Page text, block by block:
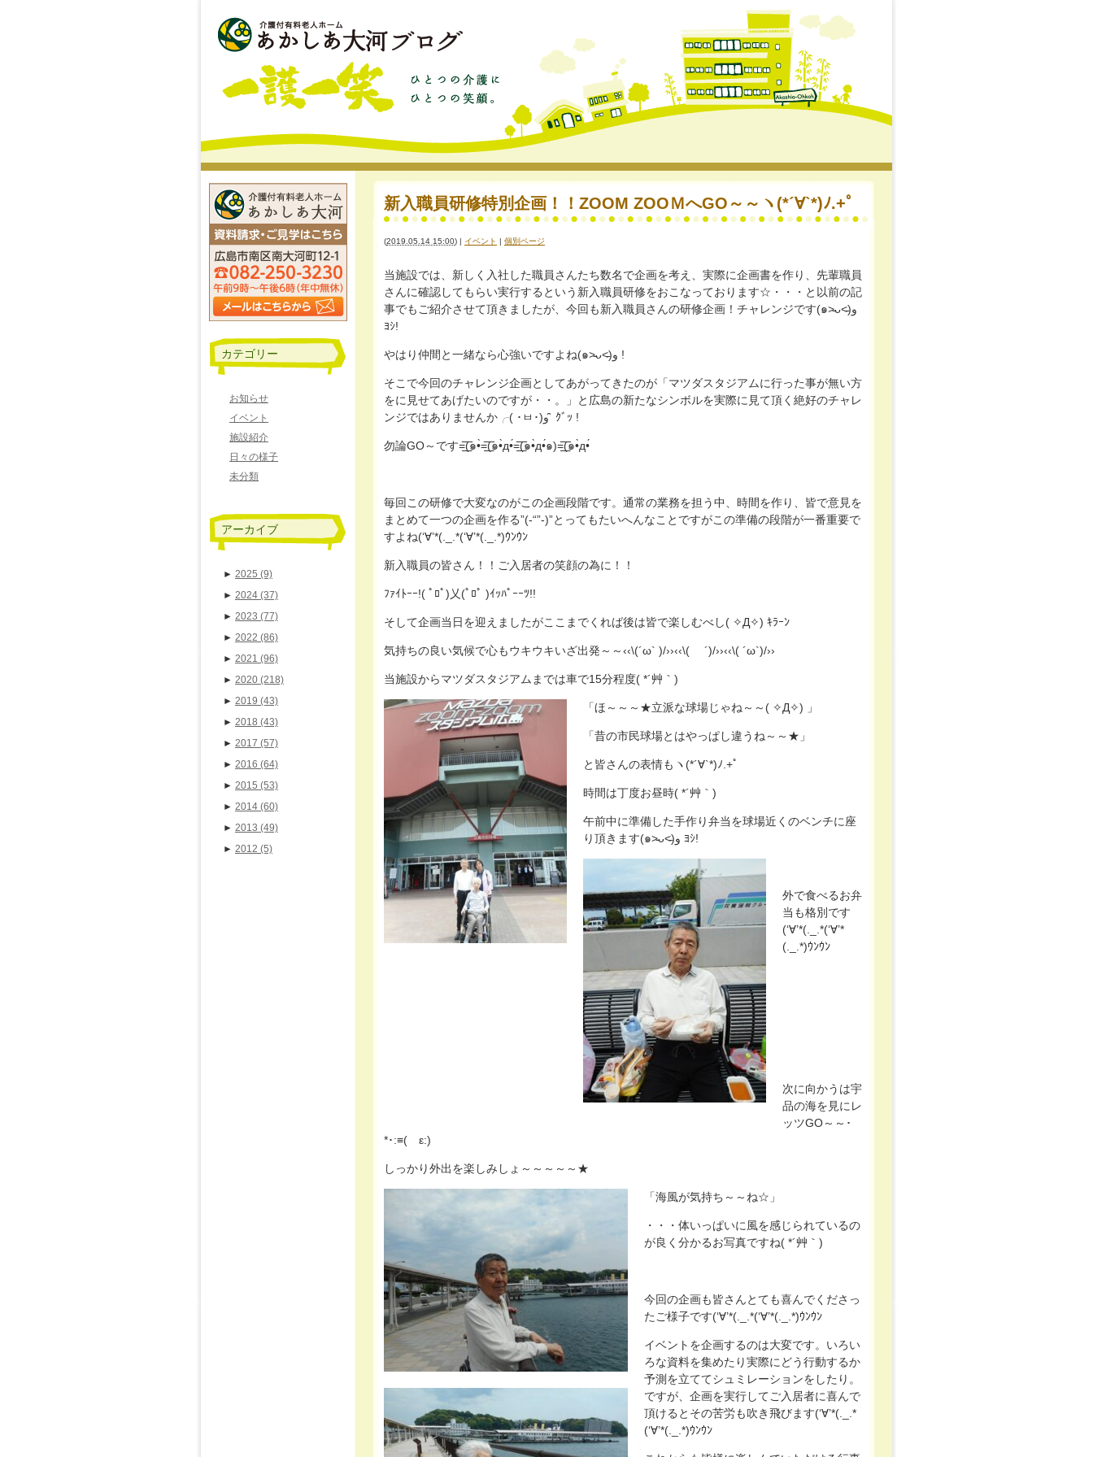
新入職員研修特別企画！！ZOOM ZOOＭへGO～～ヽ(*´∀`*)ﾉ.+ﾟ
(2019.05.14 15:00) | イベント | 個別ページ
当施設では、新しく入社した職員さんたち数名で企画を考え、実際に企画書を作り、先輩職員
さんに確認してもらい実行するという新入職員研修をおこなっております☆・・・と以前の記
事でもご紹介させて頂きましたが、今回も新入職員さんの研修企画！チャレンジです(๑˃̵ᴗ˂̵)و
ﾖｼ!
やはり仲間と一緒なら心強いですよね(๑˃̵ᴗ˂̵)و !
そこで今回のチャレンジ企画としてあがってきたのが「マツダスタジアムに行った事が無い方
をに見せてあげたいのですが・・。」と広島の新たなシンボルを実際に見て頂く絶好のチャレ
ンジではありませんか╭( ･ㅂ･)و ̑̑ ｸﾞｯ !
勿論GO～です=͟͟͞͞(๑•̀=͟͟͞͞(๑•̀д•́=͟͟͞͞(๑•̀д•́๑)=͟͟͞͞(๑•̀д•́
毎回この研修で大変なのがこの企画段階です。通常の業務を担う中、時間を作り、皆で意見を
まとめて一つの企画を作る”(-“”-)”とってもたいへんなことですがこの準備の段階が一番重要で
すよね(‘∀’*(._.*(‘∀’*(._.*)ｳﾝｳﾝ
新入職員の皆さん！！ご入居者の笑顔の為に！！
ﾌｧｲﾄｰｰ!( ﾟﾛﾟ)乂(ﾟﾛﾟ )ｲｯﾊﾟｰｰﾂ!!
そして企画当日を迎えましたがここまでくれば後は皆で楽しむべし( ✧Д✧) ｷﾗｰﾝ
気持ちの良い気候で心もウキウキいざ出発～～‹‹\(´ω` )/››‹‹\( ´)/››‹‹\( ´ω`)/››
当施設からマツダスタジアムまでは車で15分程度( *´艸｀)
「ほ～～～★立派な球場じゃね～～( ✧Д✧) 」
「昔の市民球場とはやっぱし違うね～～★」
と皆さんの表情もヽ(*´∀`*)ﾉ.+ﾟ
時間は丁度お昼時( *´艸｀)
午前中に準備した手作り弁当を球場近くのベンチに座
り頂きます(๑˃̵ᴗ˂̵)و ﾖｼ!
外で食べるお弁
当も格別です
(‘∀’*(._.*(‘∀’*
(._.*)ｳﾝｳﾝ
次に向かうは宇
品の海を見にレ
ッツGO～～･
*･:≡( ε:)
しっかり外出を楽しみしょ～～～～～★
「海風が気持ち～～ね☆」
・・・体いっぱいに風を感じられているの
が良く分かるお写真ですね( *´艸｀)
今回の企画も皆さんとても喜んでくださっ
たご様子です(‘∀’*(._.*(‘∀’*(._.*)ｳﾝｳﾝ
イベントを企画するのは大変です。いろい
ろな資料を集めたり実際にどう行動するか
予測を立ててシュミレーションをしたり。
ですが、企画を実行してご入居者に喜んで
頂けるとその苦労も吹き飛びます(‘∀’*(._.*
(‘∀’*(._.*)ｳﾝｳﾝ
カテゴリー
お知らせ
イベント
施設紹介
日々の様子
未分類
アーカイブ
► 2025 (9)
► 2024 (37)
► 2023 (77)
► 2022 (86)
► 2021 (96)
► 2020 (218)
► 2019 (43)
► 2018 (43)
► 2017 (57)
► 2016 (64)
► 2015 (53)
► 2014 (60)
► 2013 (49)
► 2012 (5)